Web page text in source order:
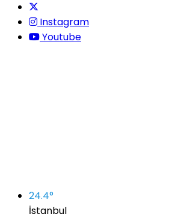
Instagram
Youtube
24.4°
İstanbul